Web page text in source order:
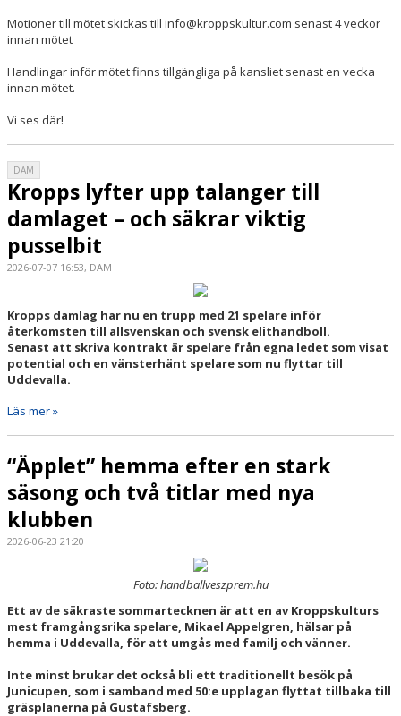
Motioner till mötet skickas till info@kroppskultur.com senast 4 veckor
innan mötet
Handlingar inför mötet finns tillgängliga på kansliet senast en vecka
innan mötet.
Vi ses där!
DAM
Kropps lyfter upp talanger till
damlaget – och säkrar viktig
pusselbit
2026-07-07 16:53, DAM
Kropps damlag har nu en trupp med 21 spelare inför
återkomsten till allsvenskan och svensk elithandboll.
Senast att skriva kontrakt är spelare från egna ledet som visat
potential och en vänsterhänt spelare som nu flyttar till
Uddevalla.
Läs mer »
“Äpplet” hemma efter en stark
säsong och två titlar med nya
klubben
2026-06-23 21:20
Foto: handballveszprem.hu
Ett av de säkraste sommartecknen är att en av Kroppskulturs
mest framgångsrika spelare, Mikael Appelgren, hälsar på
hemma i Uddevalla, för att umgås med familj och vänner.
Inte minst brukar det också bli ett traditionellt besök på
Junicupen, som i samband med 50:e upplagan flyttat tillbaka till
gräsplanerna på Gustafsberg.